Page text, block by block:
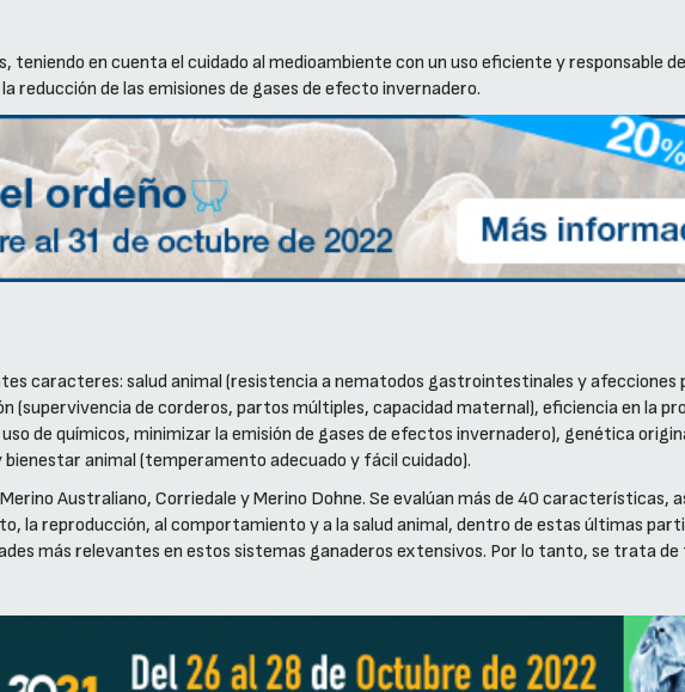
en cuenta el cuidado al medioambiente con un uso eficiente y responsable
de las emisiones de gases de efecto invernadero.
caracteres: salud animal (resistencia a nematodos gastrointestinales y afecciones
(supervivencia de corderos, partos múltiples, capacidad maternal), eficiencia en la
de químicos, minimizar la emisión de gases de efectos invernadero), genética
animal (temperamento adecuado y fácil cuidado).
Australiano, Corriedale y Merino Dohne. Se evalúan más de 40 características,
la reproducción, al comportamiento y a la salud animal, dentro de estas últimas
más relevantes en estos sistemas ganaderos extensivos. Por lo tanto, se trata